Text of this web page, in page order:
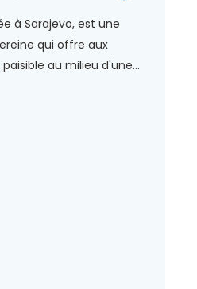
à Sarajevo, est une
qui offre aux
au milieu d'une...